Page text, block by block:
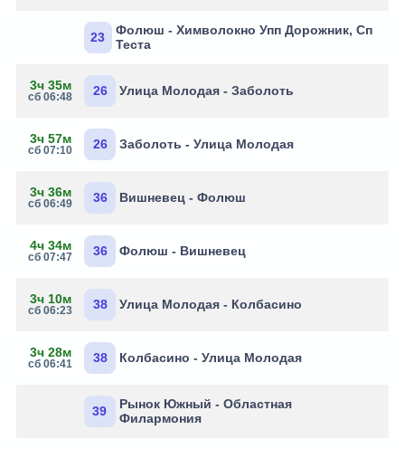
23
Фолюш - Химволокно Упп Дорожник, Сп
Теста
3ч 35м
сб 06:48 26 Улица Молодая - Заболоть
3ч 57м
сб 07:10 26 Заболоть - Улица Молодая
3ч 36м
сб 06:49 36 Вишневец - Фолюш
4ч 34м
сб 07:47 36 Фолюш - Вишневец
3ч 10м
сб 06:23 38 Улица Молодая - Колбасино
3ч 28м
сб 06:41 38 Колбасино - Улица Молодая
39
Рынок Южный - Областная
Филармония